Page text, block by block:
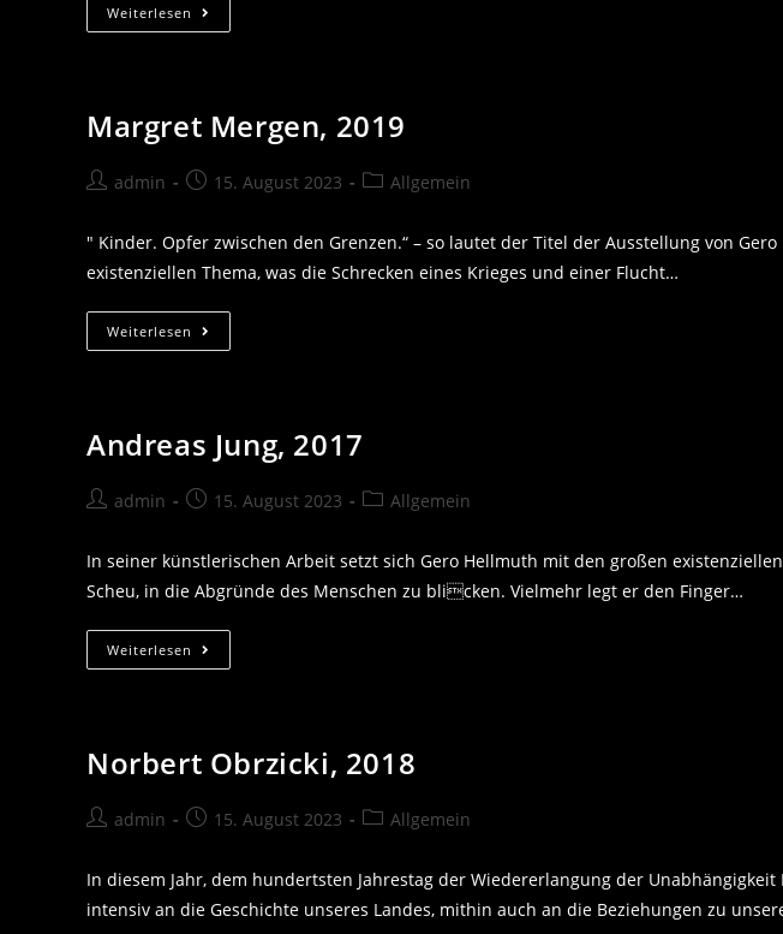
Weiterlesen Christiane
Grathwohl,
Margret Mergen, 2019
Beitrags-
admin
Beitrag15. August 2023
Beitrags-
Allgemein
" Kinder. Opfer zwischen den Grenzen.“ – so lautet der Titel der Ausstellung von
existenziellen Thema, was die Schrecken eines Krieges und einer Flucht…
Weiterlesen Margret
Mergen,
Andreas Jung, 2017
Beitrags-
admin
Beitrag15. August 2023
Beitrags-
Allgemein
In seiner künstlerischen Arbeit setzt sich Gero Hellmuth mit den großen
Scheu, in die Abgründe des Menschen zu blicken. Vielmehr legt er den Finger…
Weiterlesen Andreas
Jung,
Norbert Obrzicki, 2018
Beitrags-
admin
Beitrag15. August 2023
Beitrags-
Allgemein
In diesem Jahr, dem hundertsten Jahrestag der Wiedererlangung der Unabhängigkeit
intensiv an die Geschichte unseres Landes, mithin auch an die Beziehungen zu